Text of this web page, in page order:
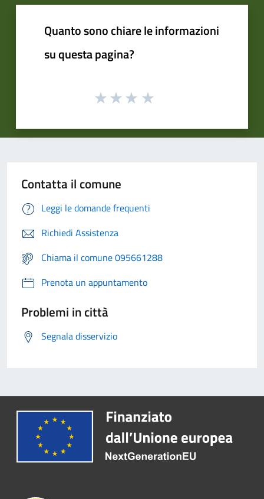
Quanto sono chiare le informazioni
su questa pagina?
Contatta il comune
Leggi le domande frequenti
Richiedi Assistenza
Chiama il comune 095661288
Prenota un appuntamento
Problemi in città
Segnala disservizio